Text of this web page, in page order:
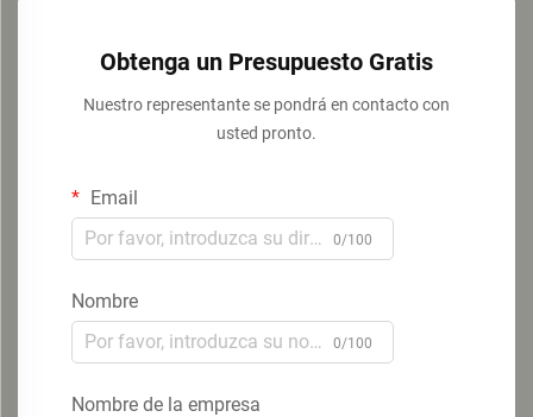
Obtenga un Presupuesto Gratis
Nuestro representante se pondrá en contacto con
usted pronto.
Email
0/100
Nombre
0/100
Nombre de la empresa